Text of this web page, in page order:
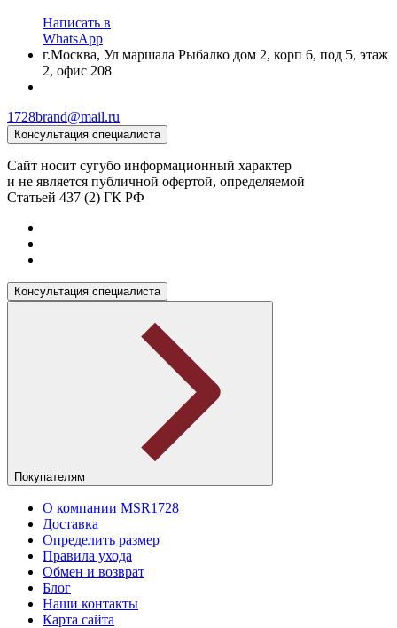
Написать в
WhatsApp
г.Москва, Ул маршала Рыбалко дом 2, корп 6, под 5, этаж
2, офис 208
1728brand@mail.ru
Консультация специалиста
Сайт носит сугубо информационный характер
и не является публичной офертой, определяемой
Статьей 437 (2) ГК РФ
Консультация специалиста
Покупателям
О компании MSR1728
Доставка
Определить размер
Правила ухода
Обмен и возврат
Блог
Наши контакты
Карта сайта